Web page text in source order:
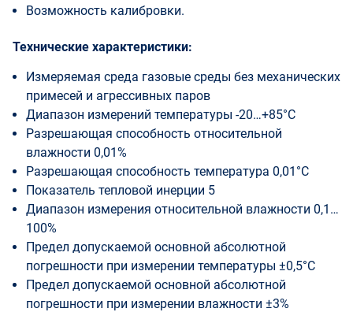
Возможность калибровки.
Технические характеристики:
Измеряемая среда газовые среды без механических
примесей и агрессивных паров
Диапазон измерений температуры -20…+85°С
Разрешающая способность относительной
влажности 0,01%
Разрешающая способность температура 0,01°С
Показатель тепловой инерции 5
Диапазон измерения относительной влажности 0,1…
100%
Предел допускаемой основной абсолютной
погрешности при измерении температуры ±0,5°С
Предел допускаемой основной абсолютной
погрешности при измерении влажности ±3%